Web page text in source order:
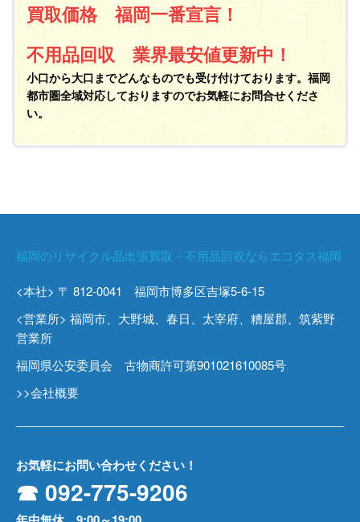
買取価格 福岡一番宣言！
不用品回収 業界最安値更新中！
小口から大口までどんなものでも受け付けております。福岡
都市圏全域対応しておりますのでお気軽にお問合せくださ
い。
福岡のリサイクル品出張買取・不用品回収ならエコタス福岡
<本社> 〒 812-0041 福岡市博多区吉塚5-6-15
<営業所> 福岡市、大野城、春日、太宰府、糟屋郡、筑紫野
営業所
福岡県公安委員会 古物商許可第901021610085号
>>会社概要
お気軽にお問い合わせください！
☎ 092-775-9206